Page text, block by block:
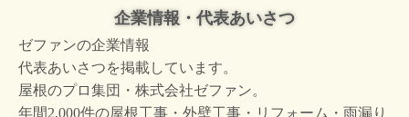
企業情報・代表あいさつ
ゼファンの企業情報
代表あいさつを掲載しています。
屋根のプロ集団・株式会社ゼファン。
年間2,000件の屋根工事・外壁工事・リフォーム・雨漏り